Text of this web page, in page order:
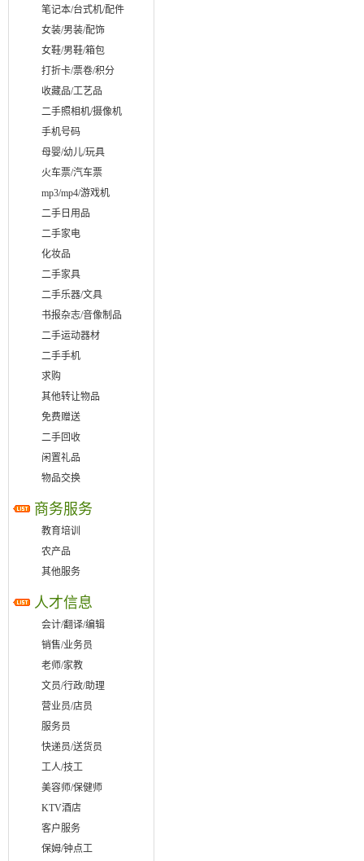
笔记本/台式机/配件
女装/男装/配饰
女鞋/男鞋/箱包
打折卡/票卷/积分
收藏品/工艺品
二手照相机/摄像机
手机号码
母婴/幼儿/玩具
火车票/汽车票
mp3/mp4/游戏机
二手日用品
二手家电
化妆品
二手家具
二手乐器/文具
书报杂志/音像制品
二手运动器材
二手手机
求购
其他转让物品
免费赠送
二手回收
闲置礼品
物品交换
商务服务
教育培训
农产品
其他服务
人才信息
会计/翻译/编辑
销售/业务员
老师/家教
文员/行政/助理
营业员/店员
服务员
快递员/送货员
工人/技工
美容师/保健师
KTV酒店
客户服务
保姆/钟点工